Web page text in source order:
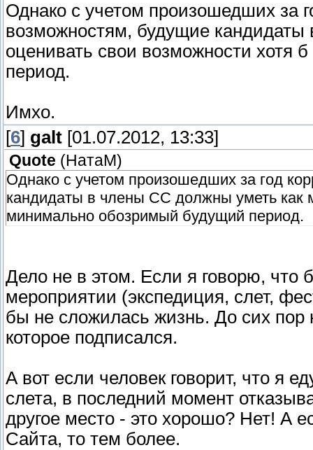
Однако с учетом произошедших за
возможностям, будущие
оценивать свои возможности
период.
Имхо.
[6] galt [01.07.2012, 13:33]
Quote ( НатаМ)
Однако с учетом произошедших за год
кандидаты в члены СС должны уметь как
минимально обозримый будущий период.
Дело не в этом. Если я говорю, что
мероприятии (экспедиция, слет,
бы не сложилась жизнь. До сих пор
которое подписался.
А вот если человек говорит, что я
слета, в последний момент
другое место - это хорошо? Нет! А
Сайта, то тем более.